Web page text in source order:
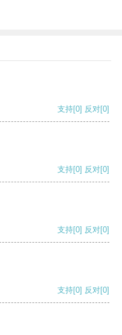
支持[0] 反对[0]
支持[0] 反对[0]
支持[0] 反对[0]
支持[0] 反对[0]